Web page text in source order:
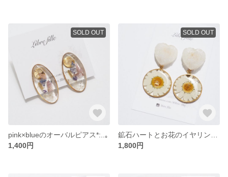
SOLD OUT
pink×blueのオーバルピアス*:..｡
1,400円
SOLD OUT
1,800円